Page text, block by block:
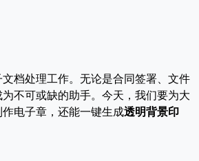
档处理工作。无论是合同签署、文件
为不可或缺的助手。今天，我们要为大
作电子章，还能一键生成透明背景印